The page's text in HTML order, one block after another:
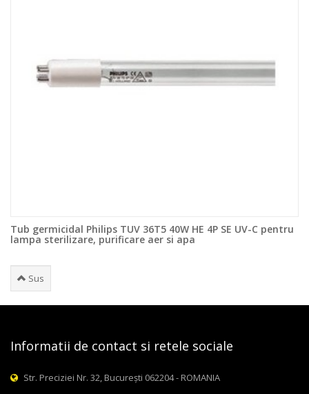
Tub germicidal Philips TUV 36T5 40W HE 4P SE UV-C pentru
lampa sterilizare, purificare aer si apa
Sus
Informatii de contact si retele sociale
Str. Preciziei Nr. 32, București 062204 - ROMANIA